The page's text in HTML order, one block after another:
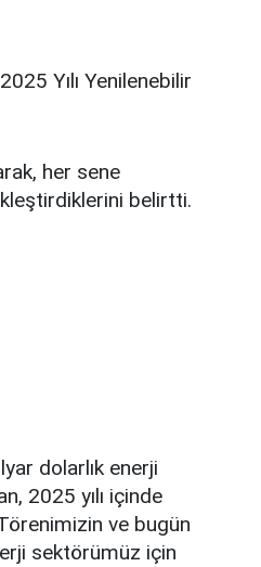
Yılı Yenilenebilir
her sene
belirtti.
dolarlık enerji
2025 yılı içinde
ve bugün
sektörümüz için